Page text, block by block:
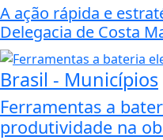
A ação rápida e
Delegacia de Costa
Brasil - Municípios
Ferramentas a
produtividade na